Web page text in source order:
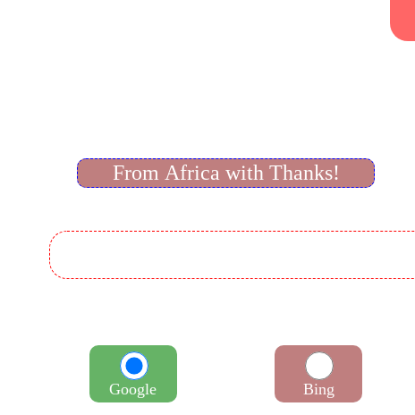
From Africa with Thanks!
Google Bing